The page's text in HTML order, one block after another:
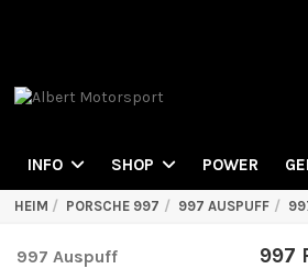
INFO SHOP POWER
HEIM PORSCHE 997 997 AUSPUFF
997
997 Auspuff